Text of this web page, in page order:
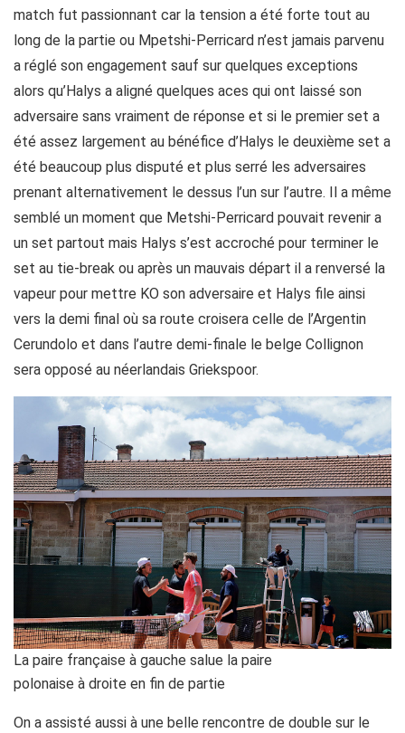
match fut passionnant car la tension a été forte tout au
long de la partie ou Mpetshi-Perricard n’est jamais parvenu
a réglé son engagement sauf sur quelques exceptions
alors qu’Halys a aligné quelques aces qui ont laissé son
adversaire sans vraiment de réponse et si le premier set a
été assez largement au bénéfice d’Halys le deuxième set a
été beaucoup plus disputé et plus serré les adversaires
prenant alternativement le dessus l’un sur l’autre. Il a même
semblé un moment que Metshi-Perricard pouvait revenir a
un set partout mais Halys s’est accroché pour terminer le
set au tie-break ou après un mauvais départ il a renversé la
vapeur pour mettre KO son adversaire et Halys file ainsi
vers la demi final où sa route croisera celle de l’Argentin
Cerundolo et dans l’autre demi-finale le belge Collignon
sera opposé au néerlandais Griekspoor.
La paire française à gauche salue la paire
polonaise à droite en fin de partie
On a assisté aussi à une belle rencontre de double sur le